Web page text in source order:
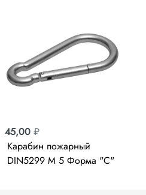
45,00₽
Карабин пожарный
DIN5299 M 5 Форма "С"